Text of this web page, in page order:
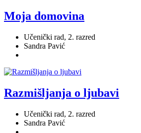
Moja domovina
Učenički rad, 2. razred
Sandra Pavić
Razmišljanja o ljubavi
Učenički rad, 2. razred
Sandra Pavić